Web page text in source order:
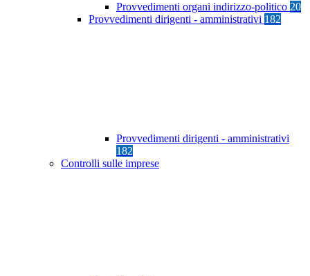
Provvedimenti organi indirizzo-politico 20
Provvedimenti dirigenti - amministrativi 182
Provvedimenti dirigenti - amministrativi
182
Controlli sulle imprese